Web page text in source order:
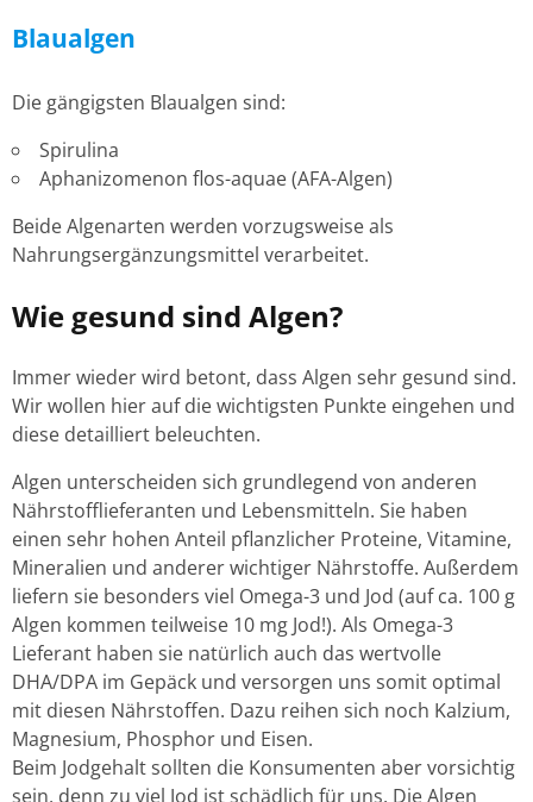
Blaualgen
Die gängigsten Blaualgen sind:
Spirulina
Aphanizomenon flos-aquae (AFA-Algen)
Beide Algenarten werden vorzugsweise als
Nahrungsergänzungsmittel verarbeitet.
Wie gesund sind Algen?
Immer wieder wird betont, dass Algen sehr gesund sind.
Wir wollen hier auf die wichtigsten Punkte eingehen und
diese detailliert beleuchten.
Algen unterscheiden sich grundlegend von anderen
Nährstofflieferanten und Lebensmitteln. Sie haben
einen sehr hohen Anteil pflanzlicher Proteine, Vitamine,
Mineralien und anderer wichtiger Nährstoffe. Außerdem
liefern sie besonders viel Omega-3 und Jod (auf ca. 100 g
Algen kommen teilweise 10 mg Jod!). Als Omega-3
Lieferant haben sie natürlich auch das wertvolle
DHA/DPA im Gepäck und versorgen uns somit optimal
mit diesen Nährstoffen. Dazu reihen sich noch Kalzium,
Magnesium, Phosphor und Eisen.
Beim Jodgehalt sollten die Konsumenten aber vorsichtig
sein, denn zu viel Jod ist schädlich für uns. Die Algen